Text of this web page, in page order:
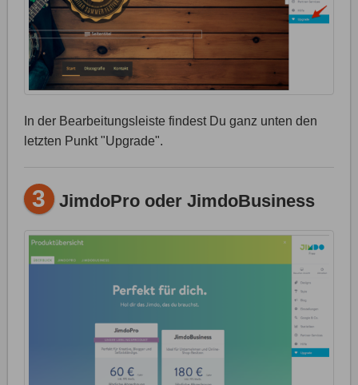
In der Bearbeitungsleiste findest Du ganz unten den
letzten Punkt "Upgrade".
3 JimdoPro oder JimdoBusiness